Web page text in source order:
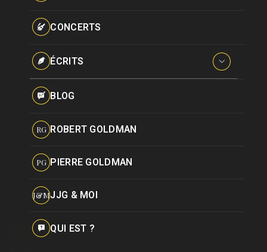
Pseudonymes
CONCERTS
ÉCRITS
Interviews
BLOG
RG ROBERT GOLDMAN
PG PIERRE GOLDMAN
J&MJJG & MOI
QUI EST ?
CHANSON